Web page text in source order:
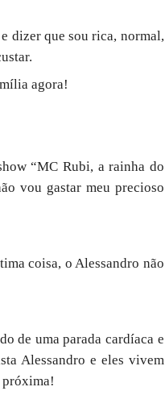
dizer que sou rica, normal,
agora!
“MC Rubi, a rainha do
vou gastar meu precioso
coisa, o Alessandro não
de uma parada cardíaca e
Alessandro e eles vivem
próxima!